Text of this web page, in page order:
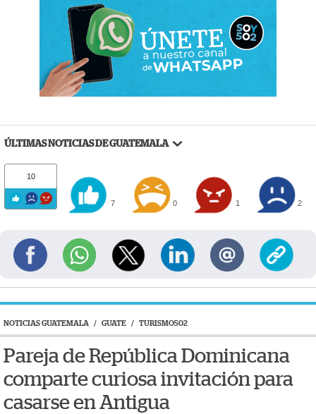
ÚLTIMAS NOTICIAS DE GUATEMALA
10
7 0 1 2
NOTICIAS GUATEMALA / GUATE / TURISMO502
Pareja de República Dominicana
comparte curiosa invitación para
casarse en Antigua